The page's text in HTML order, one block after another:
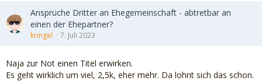
Ansprüche Dritter an Ehegemeinschaft - abtretbar an
einen der Ehepartner?
kringel 7. Juli 2023
Naja zur Not einen Titel erwirken.
Es geht wirklich um viel, 2,5k, eher mehr. Da lohnt sich das schon.